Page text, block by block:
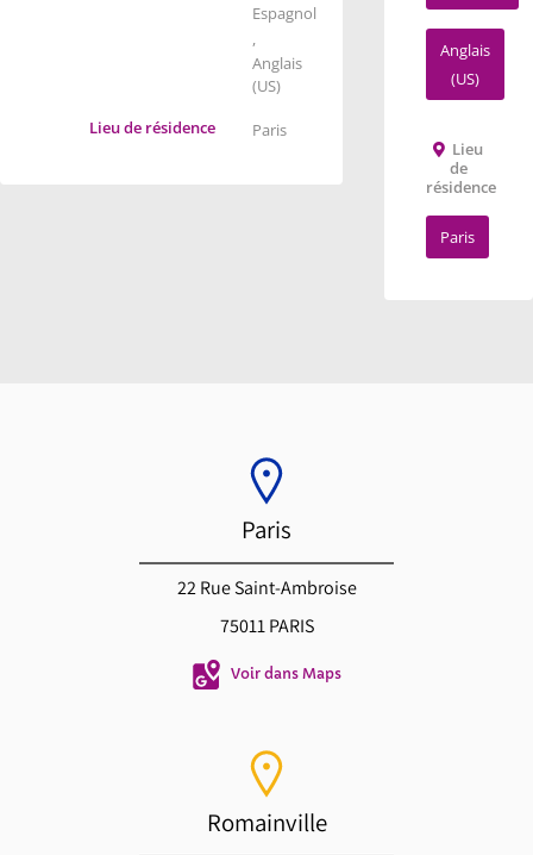
Espagnol
,
Anglais
(US)
Lieu de résidence
Paris
Anglais
(US)
Lieu
de
résidence
Paris
Paris
22 Rue Saint-Ambroise
75011 PARIS
Voir dans Maps
Romainville